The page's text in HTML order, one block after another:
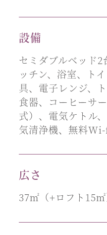
設備
セミダブルベッド2
ッチン、浴室、ト
具、電子レンジ、
食器、コーヒーサ
式）、電気ケトル
気清浄機、無料
広さ
37㎡（+ロフト15㎡